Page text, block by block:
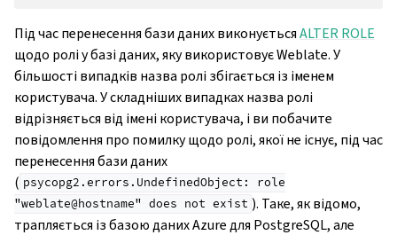
Під час перенесення бази даних виконуєтьсяALTER ROLE
щодо ролі у базі даних, яку використовує Weblate. У
більшості випадків назва ролі збігається із іменем
користувача. У складніших випадках назва ролі
відрізняється від імені користувача, і ви побачите
повідомлення про помилку щодо ролі, якої не існує, під час
перенесення бази даних
( psycopg2.errors.UndefinedObject:
role
"weblate@hostname" does not exist ). Таке, як відомо,
трапляється із базою даних Azure для PostgreSQL, але